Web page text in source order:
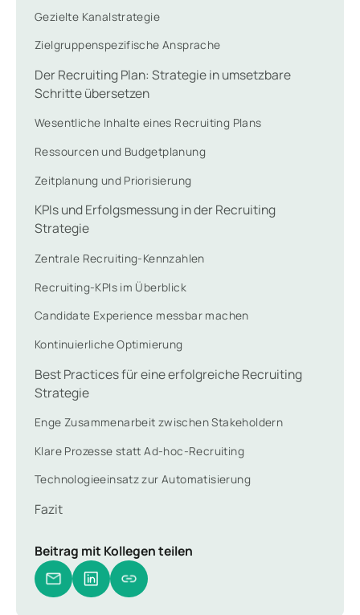
Gezielte Kanalstrategie
Zielgruppenspezifische Ansprache
Der Recruiting Plan: Strategie in umsetzbare
Schritte übersetzen
Wesentliche Inhalte eines Recruiting Plans
Ressourcen und Budgetplanung
Zeitplanung und Priorisierung
KPIs und Erfolgsmessung in der Recruiting
Strategie
Zentrale Recruiting-Kennzahlen
Recruiting-KPIs im Überblick
Candidate Experience messbar machen
Kontinuierliche Optimierung
Best Practices für eine erfolgreiche Recruiting
Strategie
Enge Zusammenarbeit zwischen Stakeholdern
Klare Prozesse statt Ad-hoc-Recruiting
Technologieeinsatz zur Automatisierung
Fazit
Beitrag mit Kollegen teilen